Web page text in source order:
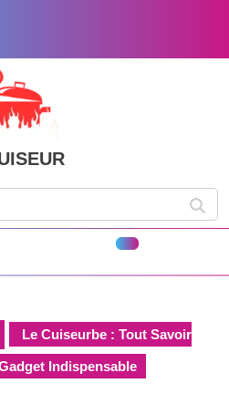
Open
Le Cuiseurbe : Tout Savoir
Indispensable